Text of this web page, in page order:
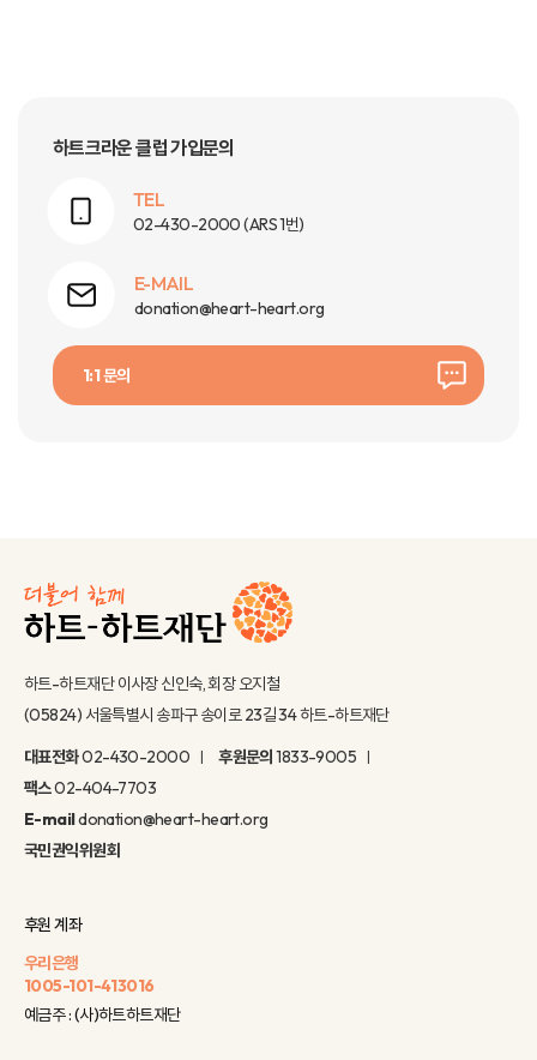
하트크라운 클럽 가입문의
TEL
02-430-2000(ARS 1번)
E-MAIL
donation@heart-heart.org
1:1 문의
하트-하트재단 이사장 신인숙, 회장 오지철
(05824) 서울특별시 송파구 송이로 23길 34 하트-하트재단
대표전화02-430-2000 후원문의1833-9005
팩스02-404-7703
E-maildonation@heart-heart.org
국민권익위원회
후원 계좌
우리은행
1005-101-413016
예금주 : (사)하트하트재단